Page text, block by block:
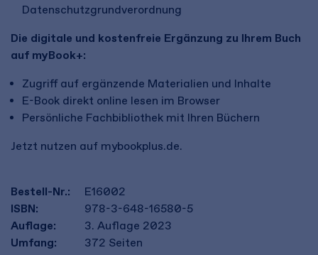
Datenschutzgrundverordnung
Die digitale und kostenfreie Ergänzung zu Ihrem Buch
auf myBook+:
Zugriff auf ergänzende Materialien und Inhalte
E-Book direkt online lesen im Browser
Persönliche Fachbibliothek mit Ihren Büchern
Jetzt nutzen auf mybookplus.de.
Bestell-Nr.:
E16002
ISBN:
978-3-648-16580-5
Auflage:
3. Auflage 2023
Umfang:
372 Seiten